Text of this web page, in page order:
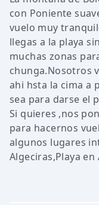
con Poniente
vuelo muy
llegas a la playa
muchas zonas
chunga.Nosotros
ahi hsta la cima a
sea para darse el
Si quieres ,nos
para hacernos
algunos lugares
Algeciras,Playa en